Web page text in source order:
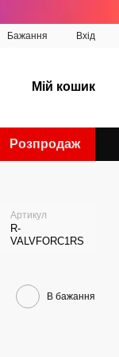
Бажання Вхід
Мій кошик
Розпродаж
Артикул
R-
VALVFORC1RS
В бажання